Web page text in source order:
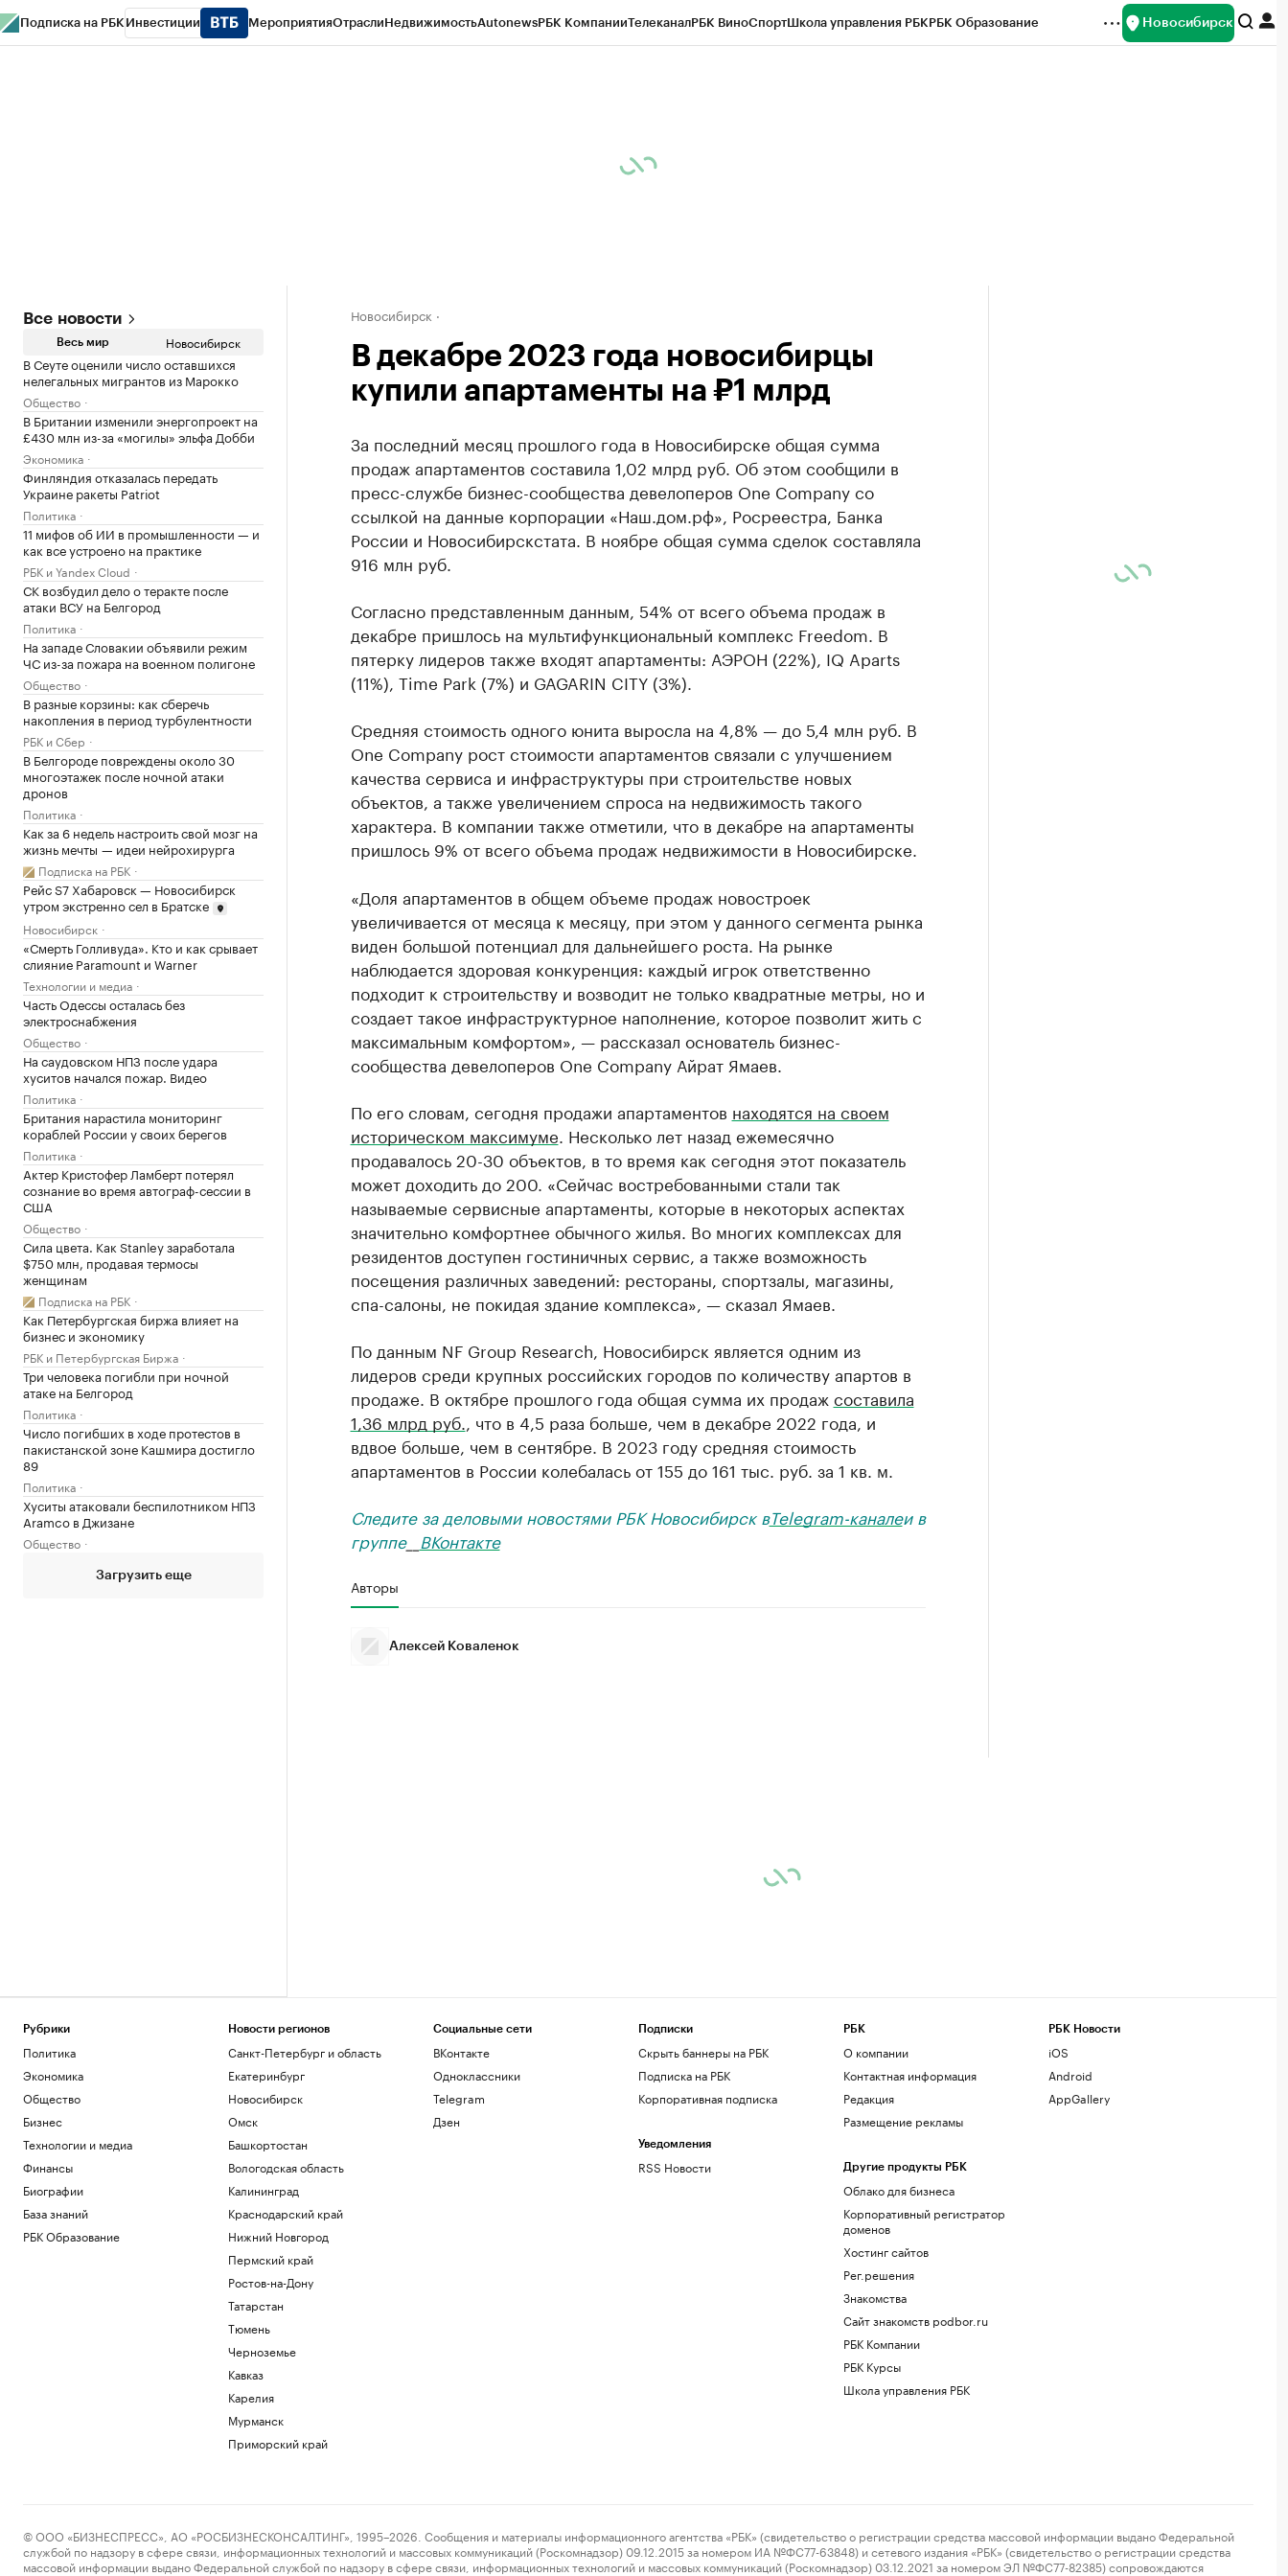
Подписка на РБК Инвестиции МероприятияОтраслиНедвижимостьAutonewsРБК КомпанииТелеканалРБК ВиноСпортШкола управления РБКРБК Образование Новосибирск
Все новости
Весь мир Новосибирск
В Сеуте оценили число оставшихся
нелегальных мигрантов из Марокко
Общество
В Британии изменили энергопроект на
£430 млн из-за «могилы» эльфа Добби
Экономика
Финляндия отказалась передать
Украине ракеты Patriot
Политика
11 мифов об ИИ в промышленности — и
как все устроено на практике
РБК и Yandex Cloud
СК возбудил дело о теракте после
атаки ВСУ на Белгород
Политика
На западе Словакии объявили режим
ЧС из-за пожара на военном полигоне
Общество
В разные корзины: как сберечь
накопления в период турбулентности
РБК и Сбер
В Белгороде повреждены около 30
многоэтажек после ночной атаки
дронов
Политика
Как за 6 недель настроить свой мозг на
жизнь мечты — идеи нейрохирурга
Подписка на РБК
Рейс S7 Хабаровск — Новосибирск
утром экстренно сел в Братске
Новосибирск
«Смерть Голливуда». Кто и как срывает
слияние Paramount и Warner
Технологии и медиа
Часть Одессы осталась без
электроснабжения
Общество
На саудовском НПЗ после удара
хуситов начался пожар. Видео
Политика
Британия нарастила мониторинг
кораблей России у своих берегов
Политика
Актер Кристофер Ламберт потерял
сознание во время автограф-сессии в
США
Общество
Сила цвета. Как Stanley заработала
$750 млн, продавая термосы
женщинам
Подписка на РБК
Как Петербургская биржа влияет на
бизнес и экономику
РБК и Петербургская Биржа
Три человека погибли при ночной
атаке на Белгород
Политика
Число погибших в ходе протестов в
пакистанской зоне Кашмира достигло
89
Политика
Хуситы атаковали беспилотником НПЗ
Aramco в Джизане
Общество
Загрузить еще
Новосибирск
В декабре 2023 года новосибирцы
купили апартаменты на ₽1 млрд
За последний месяц прошлого года в Новосибирске общая сумма
продаж апартаментов составила 1,02 млрд руб. Об этом сообщили в
пресс-службе бизнес-сообщества девелоперов One Company со
ссылкой на данные корпорации «Наш.дом.рф», Росреестра, Банка
России и Новосибирскстата. В ноябре общая сумма сделок составляла
916 млн руб.
Согласно представленным данным, 54% от всего объема продаж в
декабре пришлось на мультифункциональный комплекс Freedom. В
пятерку лидеров также входят апартаменты: АЭРОН (22%), IQ Aparts
(11%), Time Park (7%) и GAGARIN CITY (3%).
Средняя стоимость одного юнита выросла на 4,8% — до 5,4 млн руб. В
One Company рост стоимости апартаментов связали с улучшением
качества сервиса и инфраструктуры при строительстве новых
объектов, а также увеличением спроса на недвижимость такого
характера. В компании также отметили, что в декабре на апартаменты
пришлось 9% от всего объема продаж недвижимости в Новосибирске.
«Доля апартаментов в общем объеме продаж новостроек
увеличивается от месяца к месяцу, при этом у данного сегмента рынка
виден большой потенциал для дальнейшего роста. На рынке
наблюдается здоровая конкуренция: каждый игрок ответственно
подходит к строительству и возводит не только квадратные метры, но и
создает такое инфраструктурное наполнение, которое позволит жить с
максимальным комфортом», — рассказал основатель бизнес-
сообщества девелоперов One Company Айрат Ямаев.
По его словам, сегодня продажи апартаментов находятся на своем
историческом максимуме . Несколько лет назад ежемесячно
продавалось 20-30 объектов, в то время как сегодня этот показатель
может доходить до 200. «Сейчас востребованными стали так
называемые сервисные апартаменты, которые в некоторых аспектах
значительно комфортнее обычного жилья. Во многих комплексах для
резидентов доступен гостиничных сервис, а также возможность
посещения различных заведений: рестораны, спортзалы, магазины,
спа-салоны, не покидая здание комплекса», — сказал Ямаев.
По данным NF Group Research, Новосибирск является одним из
лидеров среди крупных российских городов по количеству апартов в
продаже. В октябре прошлого года общая сумма их продажсоставила
1,36 млрд руб.
, что в 4,5 раза больше, чем в декабре 2022 года, и
вдвое больше, чем в сентябре. В 2023 году средняя стоимость
апартаментов в России колебалась от 155 до 161 тыс. руб. за 1 кв. м.
Следите за деловыми новостями РБК Новосибирск вTelegram-каналеи в
группе__ ВКонтакте
Авторы
Алексей Коваленок
Рубрики
Политика
Экономика
Общество
Бизнес
Технологии и медиа
Финансы
Биографии
База знаний
РБК Образование
Новости регионов
Санкт-Петербург и область
Екатеринбург
Новосибирск
Омск
Башкортостан
Вологодская область
Калининград
Краснодарский край
Нижний Новгород
Пермский край
Ростов-на-Дону
Татарстан
Тюмень
Черноземье
Кавказ
Карелия
Мурманск
Приморский край
Социальные сети
ВКонтакте
Одноклассники
Telegram
Дзен
Подписки
Скрыть баннеры на РБК
Подписка на РБК
Корпоративная подписка
Уведомления
RSS Новости
РБК
О компании
Контактная информация
Редакция
Размещение рекламы
Другие продукты РБК
Облако для бизнеса
Корпоративный регистратор
доменов
Хостинг сайтов
Рег.решения
Знакомства
Сайт знакомств podbor.ru
РБК Компании
РБК Курсы
Школа управления РБК
РБК Новости
iOS
Android
AppGallery
© ООО «БИЗНЕСПРЕСС», АО «РОСБИЗНЕСКОНСАЛТИНГ», 1995–2026. Сообщения и материалы информационного агентства «РБК» (свидетельство о регистрации средства массовой информации выдано Федеральной
службой по надзору в сфере связи, информационных технологий и массовых коммуникаций (Роскомнадзор) 09.12.2015 за номером ИА №ФС77-63848) и сетевого издания «РБК» (свидетельство о регистрации средства
массовой информации выдано Федеральной службой по надзору в сфере связи, информационных технологий и массовых коммуникаций (Роскомнадзор) 03.12.2021 за номером ЭЛ №ФС77-82385) сопровождаются